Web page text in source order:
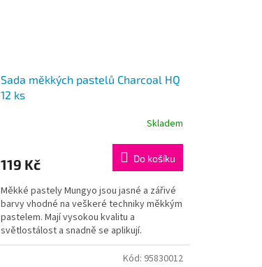
Sada měkkých pastelů Charcoal HQ
12 ks
Skladem
119 Kč Do košíku
Měkké pastely Mungyo jsou jasné a zářivé
barvy vhodné na veškeré techniky měkkým
pastelem. Mají vysokou kvalitu a
světlostálost a snadně se aplikují.
Kód: 95830012